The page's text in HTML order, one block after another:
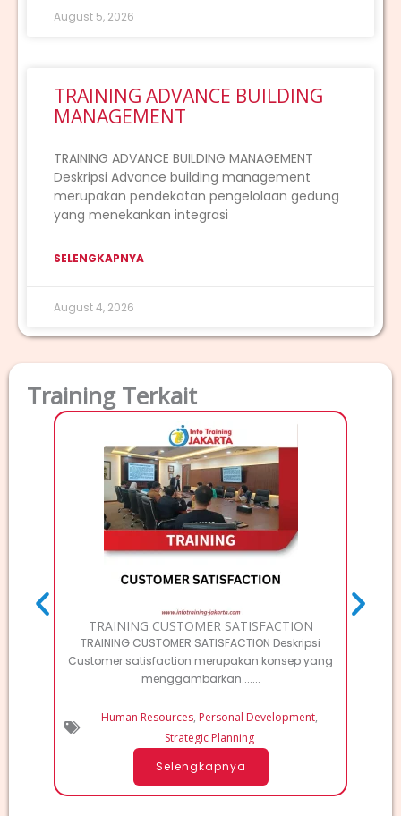
August 5, 2026
TRAINING ADVANCE BUILDING
MANAGEMENT
TRAINING ADVANCE BUILDING MANAGEMENT
Deskripsi Advance building management
merupakan pendekatan pengelolaan gedung
yang menekankan integrasi
SELENGKAPNYA
August 4, 2026
Training Terkait
TRAINING CUSTOMER SATISFACTION
TRAINING CUSTOMER SATISFACTION Deskripsi
Customer satisfaction merupakan konsep yang
menggambarkan.......
Human Resources, Personal Development,
Strategic Planning
Selengkapnya